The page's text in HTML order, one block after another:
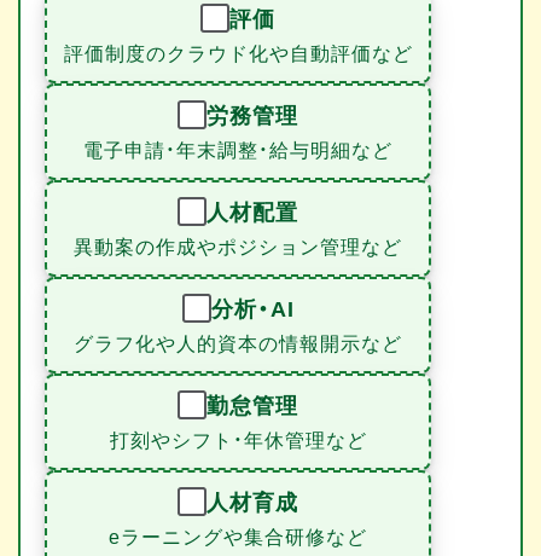
評価
評価制度のクラウド化や自動評価など
労務管理
電子申請・年末調整・給与明細など
人材配置
異動案の作成やポジション管理など
分析・AI
グラフ化や人的資本の情報開示など
勤怠管理
打刻やシフト・年休管理など
人材育成
eラーニングや集合研修など